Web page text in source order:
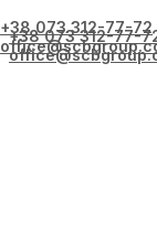
+38 073 312-77-
+38 073 312-77-72